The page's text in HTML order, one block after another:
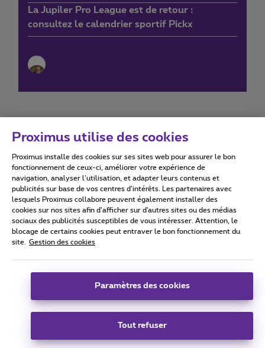
La Jupiler Pro League est de retour :
consultez le calendrier sportif Pickx
Conditions d'utilisation Accessibility statement
Tous droits réservés. © 2026
Conditions générales, info consommateur
Coordonnées de l’entreprise
Boulevard du Roi Albert II 27 - B-1030 Bruxelles.
Proximus utilise des cookies
Proximus installe des cookies sur ses sites web pour assurer le bon
fonctionnement de ceux-ci, améliorer votre expérience de
navigation, analyser l’utilisation, et adapter leurs contenus et
publicités sur base de vos centres d’intérêts. Les partenaires avec
lesquels Proximus collabore peuvent également installer des
cookies sur nos sites afin d’afficher sur d'autres sites ou des médias
sociaux des publicités susceptibles de vous intéresser. Attention, le
blocage de certains cookies peut entraver le bon fonctionnement du
site.
Gestion des cookies
Paramètres des cookies
Tout refuser